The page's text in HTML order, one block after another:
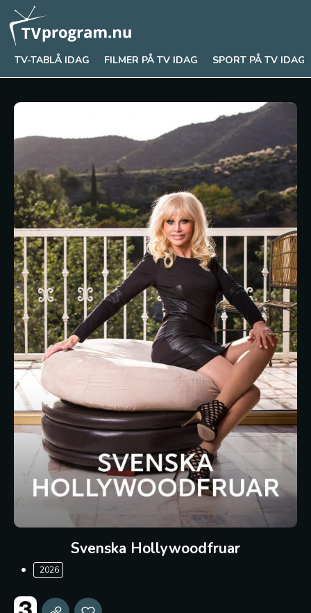
TV-TABLÅ IDAG FILMER PÅ TV IDAG SPORT PÅ TV IDAG
Svenska Hollywoodfruar
2026